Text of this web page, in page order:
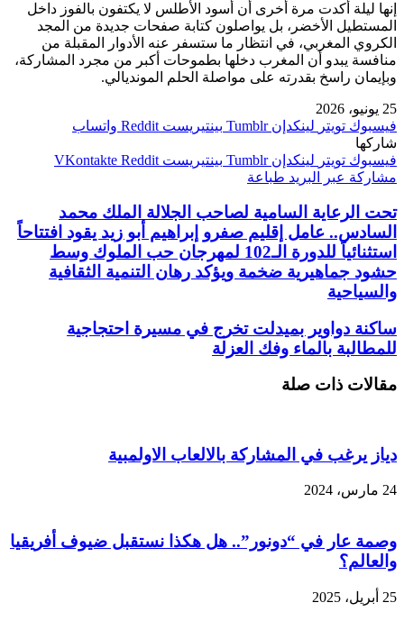
إنها ليلة أكدت مرة أخرى أن أسود الأطلس لا يكتفون بالفوز داخل
المستطيل الأخضر، بل يواصلون كتابة صفحات جديدة من المجد
الكروي المغربي، في انتظار ما ستسفر عنه الأدوار المقبلة من
منافسة يبدو أن المغرب دخلها بطموحات أكبر من مجرد المشاركة،
وبإيمان راسخ بقدرته على مواصلة الحلم المونديالي.
25 يونيو، 2026
فيسبوك تويتر لينكدإن بينتيريست
واتساب
شاركها
فيسبوك تويتر لينكدإن بينتيريست
مشاركة عبر البريد طباعة
تحت الرعاية السامية لصاحب الجلالة الملك محمد
السادس.. عامل إقليم صفرو إبراهيم أبو زيد يقود افتتاحاً
استثنائياً للدورة الـ102 لمهرجان حب الملوك وسط
حشود جماهيرية ضخمة ويؤكد رهان التنمية الثقافية
والسياحية
ساكنة دواوير بميدلت تخرج في مسيرة احتجاجية
للمطالبة بالماء وفك العزلة
مقالات ذات صلة
دياز يرغب في المشاركة بالالعاب الاولمبية
24 مارس، 2024
وصمة عار في “دونور”.. هل هكذا نستقبل ضيوف أفريقيا
والعالم؟
25 أبريل، 2025